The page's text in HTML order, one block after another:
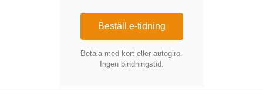
Beställ e-tidning
Betala med kort eller autogiro.
Ingen bindningstid.